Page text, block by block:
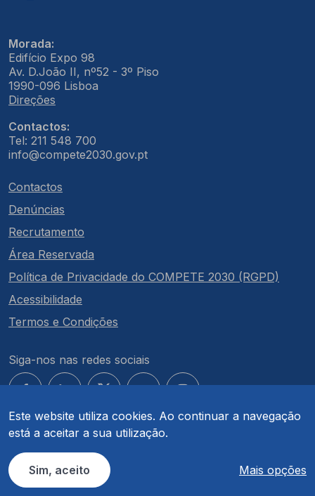
Este website utiliza cookies. Ao continuar a navegação
está a aceitar a sua utilização.
Sim, aceito Mais opções
Morada:
Edifício Expo 98
Av. D.João II, nº52 - 3º Piso
1990-096 Lisboa
Direções
Contactos:
Tel: 211 548 700
info@compete2030.gov.pt
Contactos
Denúncias
Recrutamento
Área Reservada
Política de Privacidade do COMPETE 2030 (RGPD)
Acessibilidade
Termos e Condições
Siga-nos nas redes sociais
© COMPETE 2030. Todos os direitos reservados.